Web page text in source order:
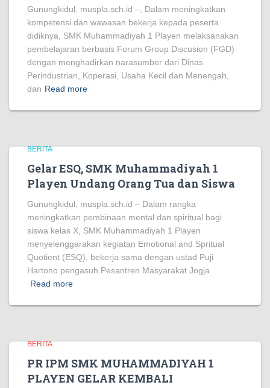
Gunungkidul, muspla.sch.id –, Dalam meningkatkan
kompetensi dan wawasan bekerja kepada peserta
didiknya, SMK Muhammadiyah 1 Playen melaksanakan
pembelajaran berbasis Forum Group Discusion (FGD)
dengan menghadirkan narasumber dari Dinas
Perindustrian, Koperasi, Usaha Kecil dan Menengah,
dan Read more
BERITA
Gelar ESQ, SMK Muhammadiyah 1
Playen Undang Orang Tua dan Siswa
Gunungkidul, muspla.sch.id – Dalam rangka
meningkatkan pembinaan mental dan spiritual bagi
siswa kelas X, SMK Muhammadiyah 1 Playen
menyelenggarakan kegiatan Emotional and Spritual
Quotient (ESQ), bekerja sama dengan ustad Puji
Hartono pengasuh Pesantren Masyarakat Jogja
Read more
BERITA
PR IPM SMK MUHAMMADIYAH 1
PLAYEN GELAR KEMBALI